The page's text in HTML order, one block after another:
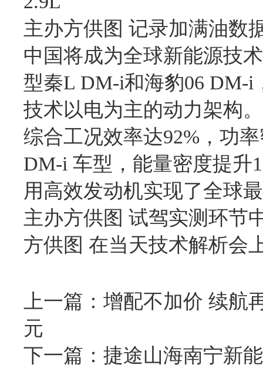
主办方供图 记录加满油数
中国将成为全球新能源技
型秦L DM-i和海豹06 DM-i
技术以电为主的动力架构。
综合工况效率达92%，功
DM-i 车型，能量密度提升
用高效发动机实现了全球
主办方供图 试驾实测环节
方供图 在当天技术解析会
上一篇： 增配不加价 续航
元
下一篇： 捷途山海南宁新